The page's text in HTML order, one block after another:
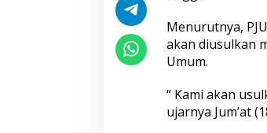
Menurutnya,
akan diusulkan
Umum.
“ Kami akan
ujarnya Jum’at